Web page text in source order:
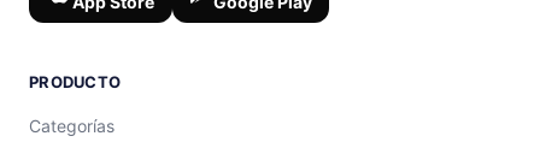
PRODUCTO
Categorías